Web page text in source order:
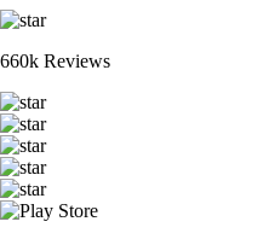
660k Reviews